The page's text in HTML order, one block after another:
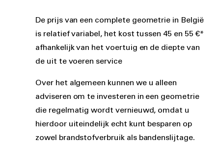
De prijs van een complete geometrie in België
is relatief variabel, het kost tussen 45 en 55 €*
afhankelijk van het voertuig en de diepte van
de uit te voeren service
Over het algemeen kunnen we u alleen
adviseren om te investeren in een geometrie
die regelmatig wordt vernieuwd, omdat u
hierdoor uiteindelijk echt kunt besparen op
zowel brandstofverbruik als bandenslijtage.